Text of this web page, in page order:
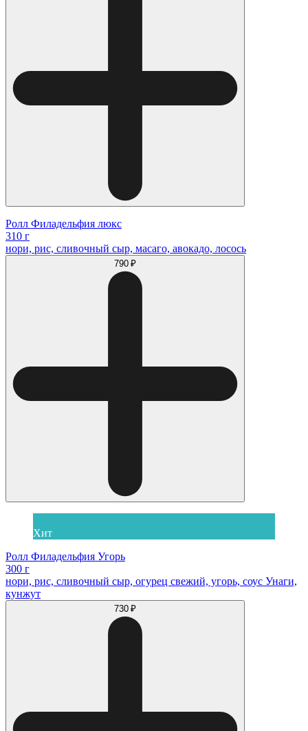
Ролл Филадельфия люкс
310 г
нори, рис, сливочный сыр, масаго, авокадо, лосось
790 ₽
Хит
Ролл Филадельфия Угорь
300 г
нори, рис, сливочный сыр, огурец свежий, угорь, соус Унаги,
кунжут
730 ₽